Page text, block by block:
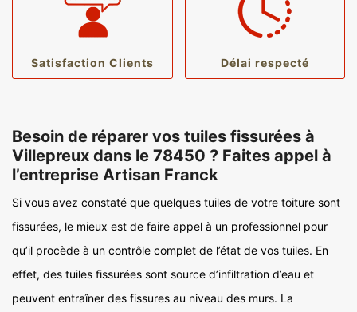
Satisfaction Clients Délai respecté
Besoin de réparer vos tuiles fissurées à
Villepreux dans le 78450 ? Faites appel à
l’entreprise Artisan Franck
Si vous avez constaté que quelques tuiles de votre toiture sont
fissurées, le mieux est de faire appel à un professionnel pour
qu’il procède à un contrôle complet de l’état de vos tuiles. En
effet, des tuiles fissurées sont source d’infiltration d’eau et
peuvent entraîner des fissures au niveau des murs. La